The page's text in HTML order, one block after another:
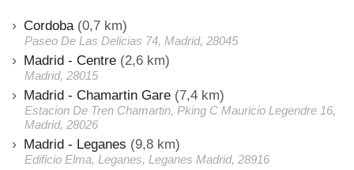
Cordoba (0,7 km)
Paseo De Las Delicias 74, Madrid, 28045
Madrid - Centre (2,6 km)
Madrid, 28015
Madrid - Chamartin Gare (7,4 km)
Estacion De Tren Chamartin, Pking C Mauricio Legendre 16,
Madrid, 28026
Madrid - Leganes (9,8 km)
Edificio Elma, Leganes, Leganes Madrid, 28916